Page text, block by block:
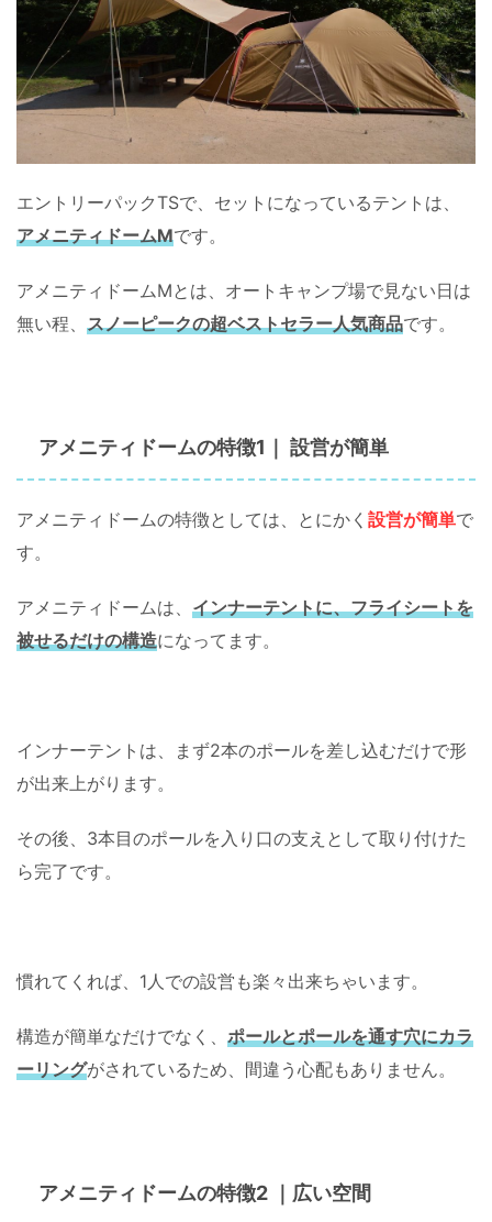
エントリーパックTSで、セットになっているテントは、
アメニティドームMです。
アメニティドームMとは、オートキャンプ場で見ない日は
無い程、 スノーピークの超ベストセラー人気商品です。
アメニティドームの特徴1｜ 設営が簡単
アメニティドームの特徴としては、とにかく 設営が簡単で
す。
アメニティドームは、 インナーテントに、フライシートを
被せるだけの構造になってます。
インナーテントは、まず2本のポールを差し込むだけで形
が出来上がります。
その後、3本目のポールを入り口の支えとして取り付けた
ら完了です。
慣れてくれば、1人での設営も楽々出来ちゃいます。
構造が簡単なだけでなく、 ポールとポールを通す穴にカラ
ーリングがされているため、間違う心配もありません。
アメニティドームの特徴2 ｜ 広い空間